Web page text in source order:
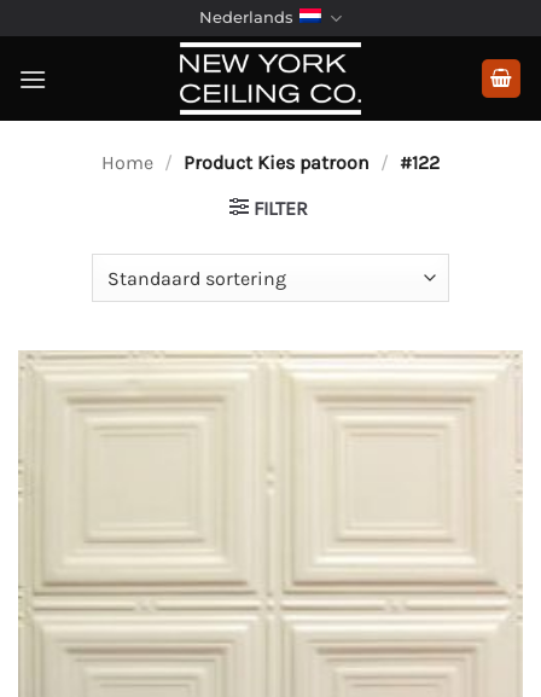
naar
inhoud
Nederlands
Home / Product Kies patroon / #122
FILTER